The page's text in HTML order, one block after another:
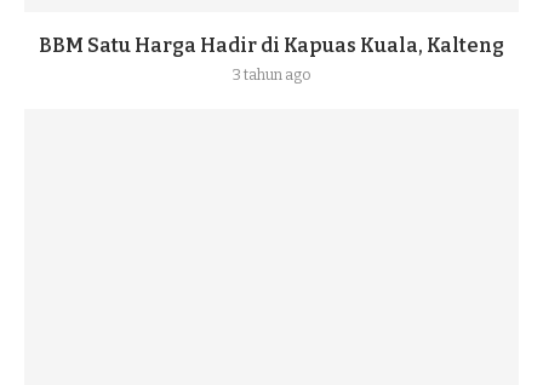
BBM Satu Harga Hadir di Kapuas Kuala, Kalteng
3 tahun ago